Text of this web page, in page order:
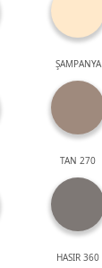
ŞAMPANYA
TAN 270
HASIR 360